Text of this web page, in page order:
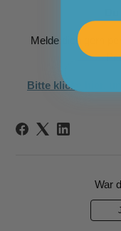
Melde dich gern
Bitte klicke hier,
War